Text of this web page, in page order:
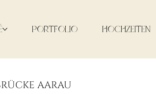
PORTFOLIO HOCHZEITEN
AARAU